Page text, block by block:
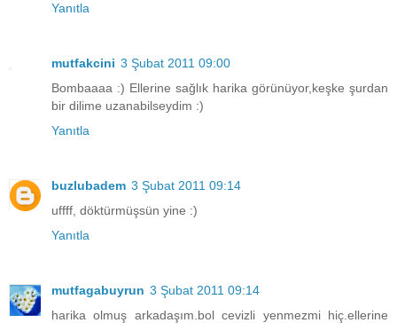
Yanıtla
mutfakcini 3 Şubat 2011 09:00
Bombaaaa :) Ellerine sağlık harika görünüyor,keşke şurdan
bir dilime uzanabilseydim :)
Yanıtla
buzlubadem 3 Şubat 2011 09:14
uffff, döktürmüşsün yine :)
Yanıtla
mutfagabuyrun 3 Şubat 2011 09:14
harika olmuş arkadaşım.bol cevizli yenmezmi hiç.ellerine